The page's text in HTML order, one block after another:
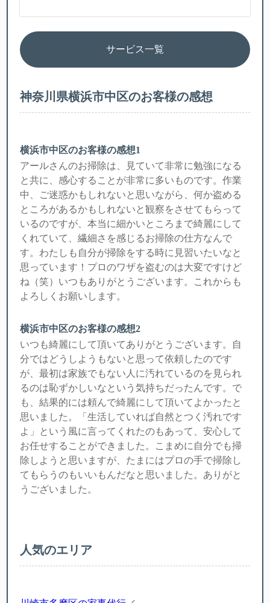
サービス一覧
神奈川県横浜市中区のお客様の感想
横浜市中区のお客様の感想1
アールさんのお掃除は、見ていて非常に勉強になる
と共に、感心することが非常に多いものです。作業
中、ご迷惑かもしれないと思いながら、何か盗める
ところがあるかもしれないと観察をさせてもらって
いるのですが、本当に細かいところまで綺麗にして
くれていて、繊細さを感じるお掃除の仕方なんで
す。わたしも自分が掃除をする時に見習いたいなと
思っています！プロのワザを盗むのは大変ですけど
ね（笑）いつもありがとうございます。これからも
よろしくお願いします。
横浜市中区のお客様の感想2
いつも綺麗にして頂いてありがとうございます。自
分ではどうしようもないと思って依頼したのです
が、最初は家族でもない人に汚れているのを見られ
るのは恥ずかしいなという気持ちだったんです。で
も、結果的には頼んで綺麗にして頂いてよかったと
思いました。「生活していれば自然とつく汚れです
よ」という風に言ってくれたのもあって、安心して
お任せすることができました。こまめに自分でも掃
除しようと思いますが、たまにはプロの手で掃除し
てもらうのもいいもんだなと思いました。ありがと
うございました。
人気のエリア